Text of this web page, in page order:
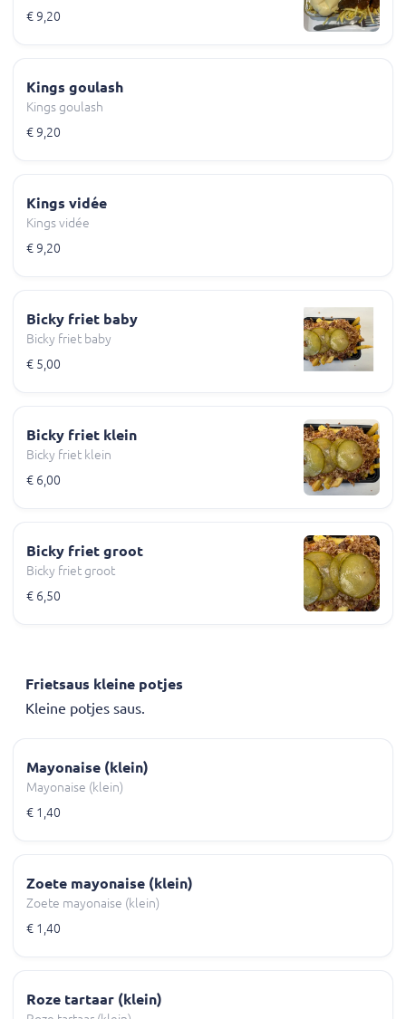
€ 9,20
Kings goulash
Kings goulash
€ 9,20
Kings vidée
Kings vidée
€ 9,20
Bicky friet baby
Bicky friet baby
€ 5,00
Bicky friet klein
Bicky friet klein
€ 6,00
Bicky friet groot
Bicky friet groot
€ 6,50
Frietsaus kleine potjes
Kleine potjes saus.
Mayonaise (klein)
Mayonaise (klein)
€ 1,40
Zoete mayonaise (klein)
Zoete mayonaise (klein)
€ 1,40
Roze tartaar (klein)